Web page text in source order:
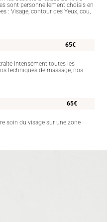
sont personnellement choisis en
: Visage, contour des Yeux, cou,
65€
intensément toutes les
techniques de massage, nos
65€
soin du visage sur une zone